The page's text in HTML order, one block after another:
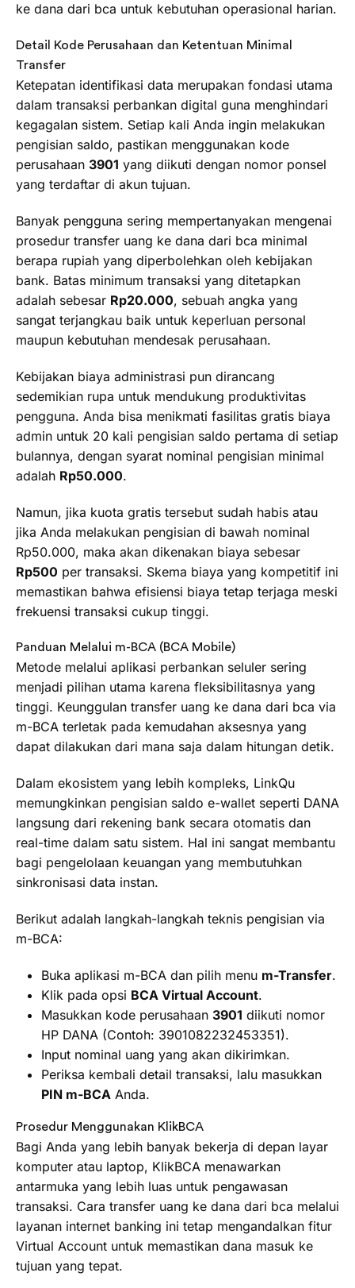
ke dana dari bca untuk kebutuhan operasional harian.
Detail Kode Perusahaan dan Ketentuan Minimal
Transfer
Ketepatan identifikasi data merupakan fondasi utama
dalam transaksi perbankan digital guna menghindari
kegagalan sistem. Setiap kali Anda ingin melakukan
pengisian saldo, pastikan menggunakan kode
perusahaan 3901 yang diikuti dengan nomor ponsel
yang terdaftar di akun tujuan.
Banyak pengguna sering mempertanyakan mengenai
prosedur transfer uang ke dana dari bca minimal
berapa rupiah yang diperbolehkan oleh kebijakan
bank. Batas minimum transaksi yang ditetapkan
adalah sebesar Rp20.000, sebuah angka yang
sangat terjangkau baik untuk keperluan personal
maupun kebutuhan mendesak perusahaan.
Kebijakan biaya administrasi pun dirancang
sedemikian rupa untuk mendukung produktivitas
pengguna. Anda bisa menikmati fasilitas gratis biaya
admin untuk 20 kali pengisian saldo pertama di setiap
bulannya, dengan syarat nominal pengisian minimal
adalah Rp50.000.
Namun, jika kuota gratis tersebut sudah habis atau
jika Anda melakukan pengisian di bawah nominal
Rp50.000, maka akan dikenakan biaya sebesar
Rp500 per transaksi. Skema biaya yang kompetitif ini
memastikan bahwa efisiensi biaya tetap terjaga meski
frekuensi transaksi cukup tinggi.
Panduan Melalui m-BCA (BCA Mobile)
Metode melalui aplikasi perbankan seluler sering
menjadi pilihan utama karena fleksibilitasnya yang
tinggi. Keunggulan transfer uang ke dana dari bca via
m-BCA terletak pada kemudahan aksesnya yang
dapat dilakukan dari mana saja dalam hitungan detik.
Dalam ekosistem yang lebih kompleks, LinkQu
memungkinkan pengisian saldo e-wallet seperti DANA
langsung dari rekening bank secara otomatis dan
real-time dalam satu sistem. Hal ini sangat membantu
bagi pengelolaan keuangan yang membutuhkan
sinkronisasi data instan.
Berikut adalah langkah-langkah teknis pengisian via
m-BCA:
Buka aplikasi m-BCA dan pilih menu m-Transfer.
Klik pada opsi BCA Virtual Account.
Masukkan kode perusahaan 3901 diikuti nomor
HP DANA (Contoh: 3901082232453351).
Input nominal uang yang akan dikirimkan.
Periksa kembali detail transaksi, lalu masukkan
PIN m-BCA Anda.
Prosedur Menggunakan KlikBCA
Bagi Anda yang lebih banyak bekerja di depan layar
komputer atau laptop, KlikBCA menawarkan
antarmuka yang lebih luas untuk pengawasan
transaksi. Cara transfer uang ke dana dari bca melalui
layanan internet banking ini tetap mengandalkan fitur
Virtual Account untuk memastikan dana masuk ke
tujuan yang tepat.